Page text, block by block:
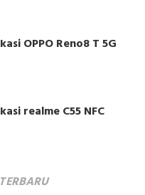
OPPO Reno8 T 5G
realme C55 NFC
TERBARU